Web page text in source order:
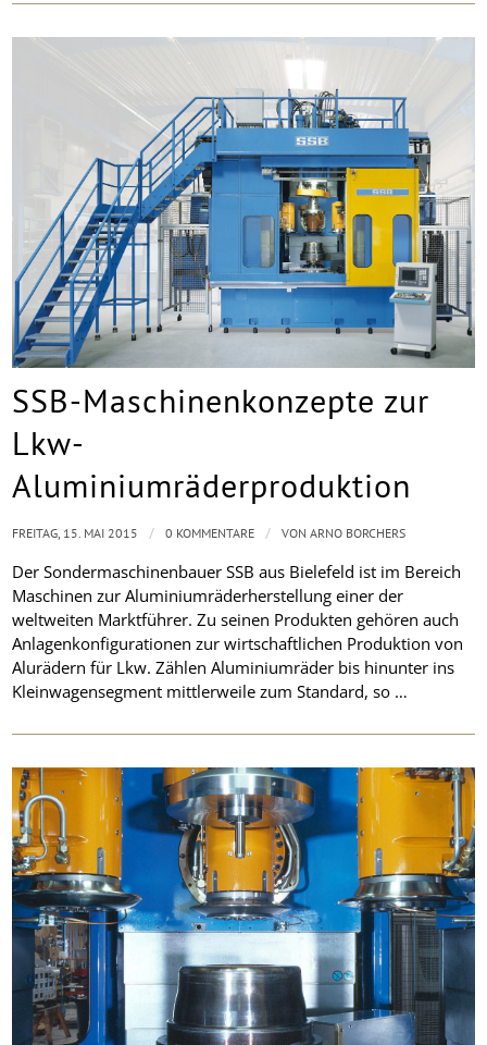
SSB-Maschinenkonzepte zur
Lkw-
Aluminiumräderproduktion
Der Sondermaschinenbauer SSB aus Bielefeld ist im Bereich
Maschinen zur Aluminiumräderherstellung einer der
weltweiten Marktführer. Zu seinen Produkten gehören auch
Anlagenkonfigurationen zur wirtschaftlichen Produktion von
Alurädern für Lkw. Zählen Aluminiumräder bis hinunter ins
Kleinwagensegment mittlerweile zum Standard, so …
FREITAG, 15. MAI 2015 / 0 KOMMENTARE / VONARNO BORCHERS